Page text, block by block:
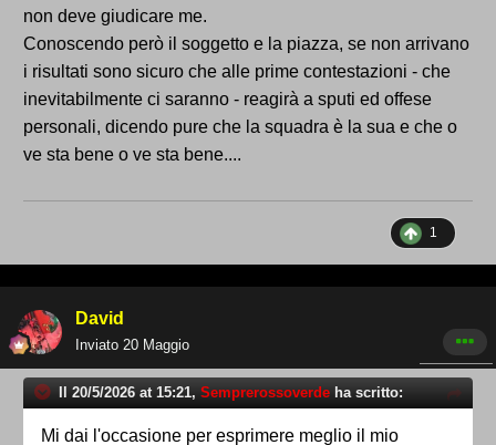
come un prodotto qualsiasi, la Bandecchiana ha la
stessa prossimità alla Ternana del Borussia
Dortmund o della Pontevecchio che ha pure gli
stessi colori. Non è obbligatorio tifare per una
squadra di calcio: se la tua squadra del cuore non
c'è più smetti di tifare. Per il resto c'è la TV.
giusto), se essere tifosi o sportivi. Perché le logiche
non deve giudicare me.
Conoscendo però il soggetto e la piazza, se non arrivano
i risultati sono sicuro che alle prime contestazioni - che
inevitabilmente ci saranno - reagirà a sputi ed offese
personali, dicendo pure che la squadra è la sua e che o
ve sta bene o ve sta bene....
1
David
Inviato 20 Maggio
Il 20/5/2026 at 15:21, Semprerossoverde ha scritto:
Mi dai l'occasione per esprimere meglio il mio